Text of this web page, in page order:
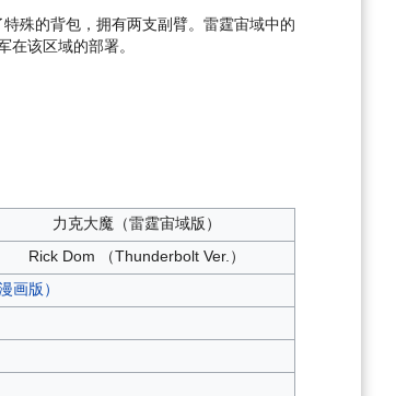
特殊的背包，拥有两支副臂。雷霆宙域中的
在该区域的部署。
力克大魔（雷霆宙域版）
Rick Dom （Thunderbolt Ver.）
画版）